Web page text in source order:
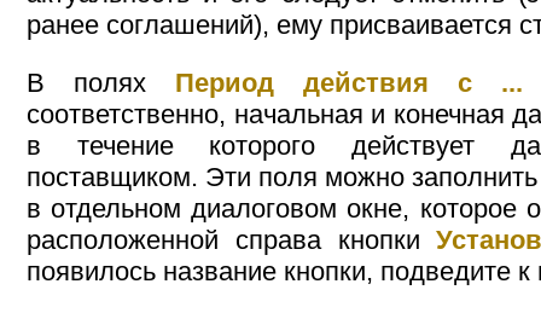
ранее соглашений), ему присваивается
В полях Период действия с
соответственно, начальная и конечная
в течение которого действует
поставщиком. Эти поля можно заполнить
в отдельном диалоговом окне, которое
расположенной справа кнопки
появилось название кнопки, подведите